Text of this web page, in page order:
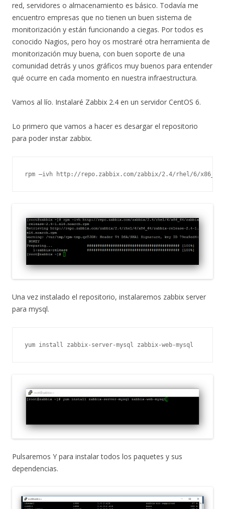
red, servidores o almacenamiento es básico. Todavía me
encuentro empresas que no tienen un buen sistema de
monitorización y están funcionando a ciegas. Por todos es
conocido Nagios, pero hoy os mostraré otra herramienta de
monitorización muy buena, con buen soporte de una
comunidad detrás y unos gráficos muy buenos para entender
qué ocurre en cada momento en nuestra infraestructura.
Vamos al lío. Instalaré Zabbix 2.4 en un servidor CentOS 6.
Lo primero que vamos a hacer es desargar el repositorio
para poder instar zabbix.
rpm –ivh http://repo.zabbix.com/zabbix/2.4/rhel/6/
Una vez instalado el repositorio, instalaremos zabbix server
para mysql.
yum install zabbix-server-mysql zabbix-web-mysql
Pulsaremos Y para instalar todos los paquetes y sus
dependencias.